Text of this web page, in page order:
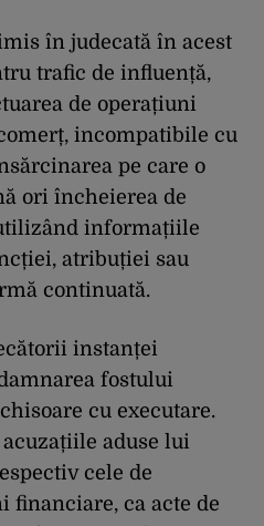
în judecată în acest
trafic de influență,
de operațiuni
incompatibile cu
pe care o
ori încheierea de
informațiile
atribuției sau
continuată.
instanței
fostului
cu executare.
aduse lui
cele de
financiare, ca acte de